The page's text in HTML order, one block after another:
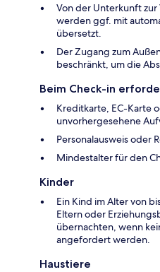
Von der Unterkunft
werden ggf. mit
übersetzt.
Der Zugang zum
beschränkt, um die
Beim Check-in
Kreditkarte, EC-Karte
unvorhergesehene
Personalausweis oder
Mindestalter für den
Kinder
Ein Kind im Alter von
Eltern oder
übernachten, wenn
angefordert werden.
Haustiere